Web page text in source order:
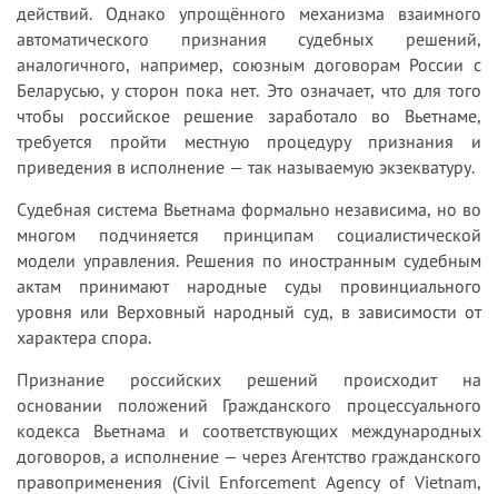
действий. Однако упрощённого механизма взаимного
автоматического признания судебных решений,
аналогичного, например, союзным договорам России с
Беларусью, у сторон пока нет. Это означает, что для того
чтобы российское решение заработало во Вьетнаме,
требуется пройти местную процедуру признания и
приведения в исполнение — так называемую экзекватуру.
Судебная система Вьетнама формально независима, но во
многом подчиняется принципам социалистической
модели управления. Решения по иностранным судебным
актам принимают народные суды провинциального
уровня или Верховный народный суд, в зависимости от
характера спора.
Признание российских решений происходит на
основании положений Гражданского процессуального
кодекса Вьетнама и соответствующих международных
договоров, а исполнение — через Агентство гражданского
правоприменения (Civil Enforcement Agency of Vietnam,